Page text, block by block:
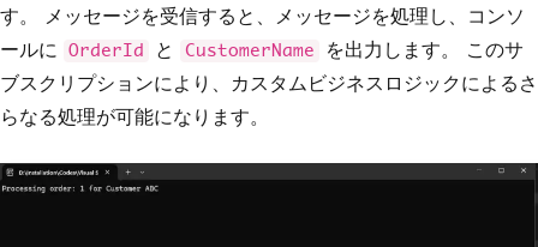
}
す。 メッセージを受信すると、メッセージを処理し、コンソ
ールに
OrderId と CustomerName
を出力します。 このサ
ブスクリプションにより、カスタムビジネスロジックによるさ
らなる処理が可能になります。